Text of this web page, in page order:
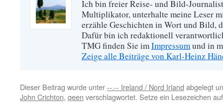
Ich bin freier Reise- und Bild-
Multiplikator, unterhalte meine Leser
erzähle Geschichten in Wort und Bild,
Dafür bin ich redaktionell
TMG finden Sie imImpressumund in
Zeige alle Beiträge von Karl-Heinz
Dieser Beitrag wurde unter--.-- Ireland / Nord Irland abgelegt
John Crichton, qeen verschlagwortet. Setze ein Lesezeichen